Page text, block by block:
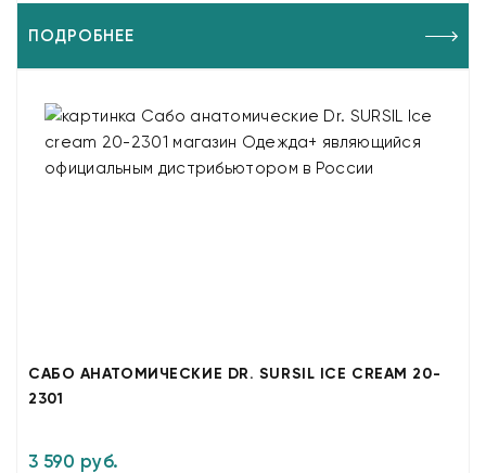
ПОДРОБНЕЕ
САБО АНАТОМИЧЕСКИЕ DR. SURSIL ICE CREAM 20-
2301
3 590 руб.